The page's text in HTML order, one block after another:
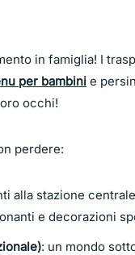
in famiglia! I
per bambini e
occhi!
perdere:
alla stazione
e decorazioni
: un mondo